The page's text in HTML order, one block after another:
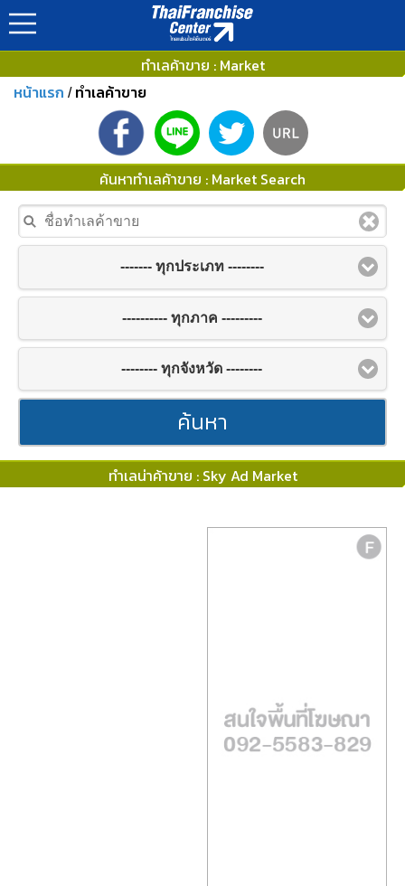
ทำเลค้าขาย : Market
หน้าแรก / ทำเลค้าขาย
ค้นหาทำเลค้าขาย : Market Search
------- ทุกประเภท --------
---------- ทุกภาค ---------
-------- ทุกจังหวัด --------
ค้นหา
ทำเลน่าค้าขาย : Sky Ad Market